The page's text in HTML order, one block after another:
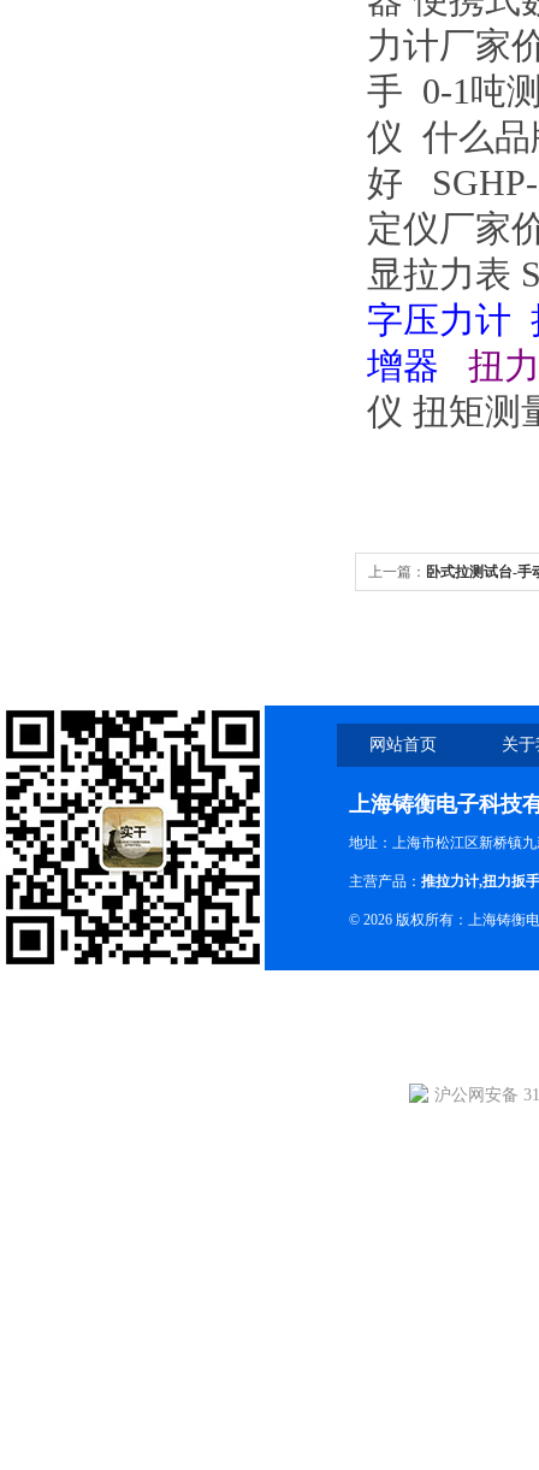
力计厂家
手 0-1吨
仪 什么
好
定仪厂家
显拉力表
字压力计
增器 扭
仪 扭矩
上一篇： 卧式拉测试台-手
网站首页 关
上海铸衡电子科技
地址：上海市松江区新桥镇
主营产品： 推拉力计,扭力扳手
© 2026 版权所有：上海铸衡
沪公网安备